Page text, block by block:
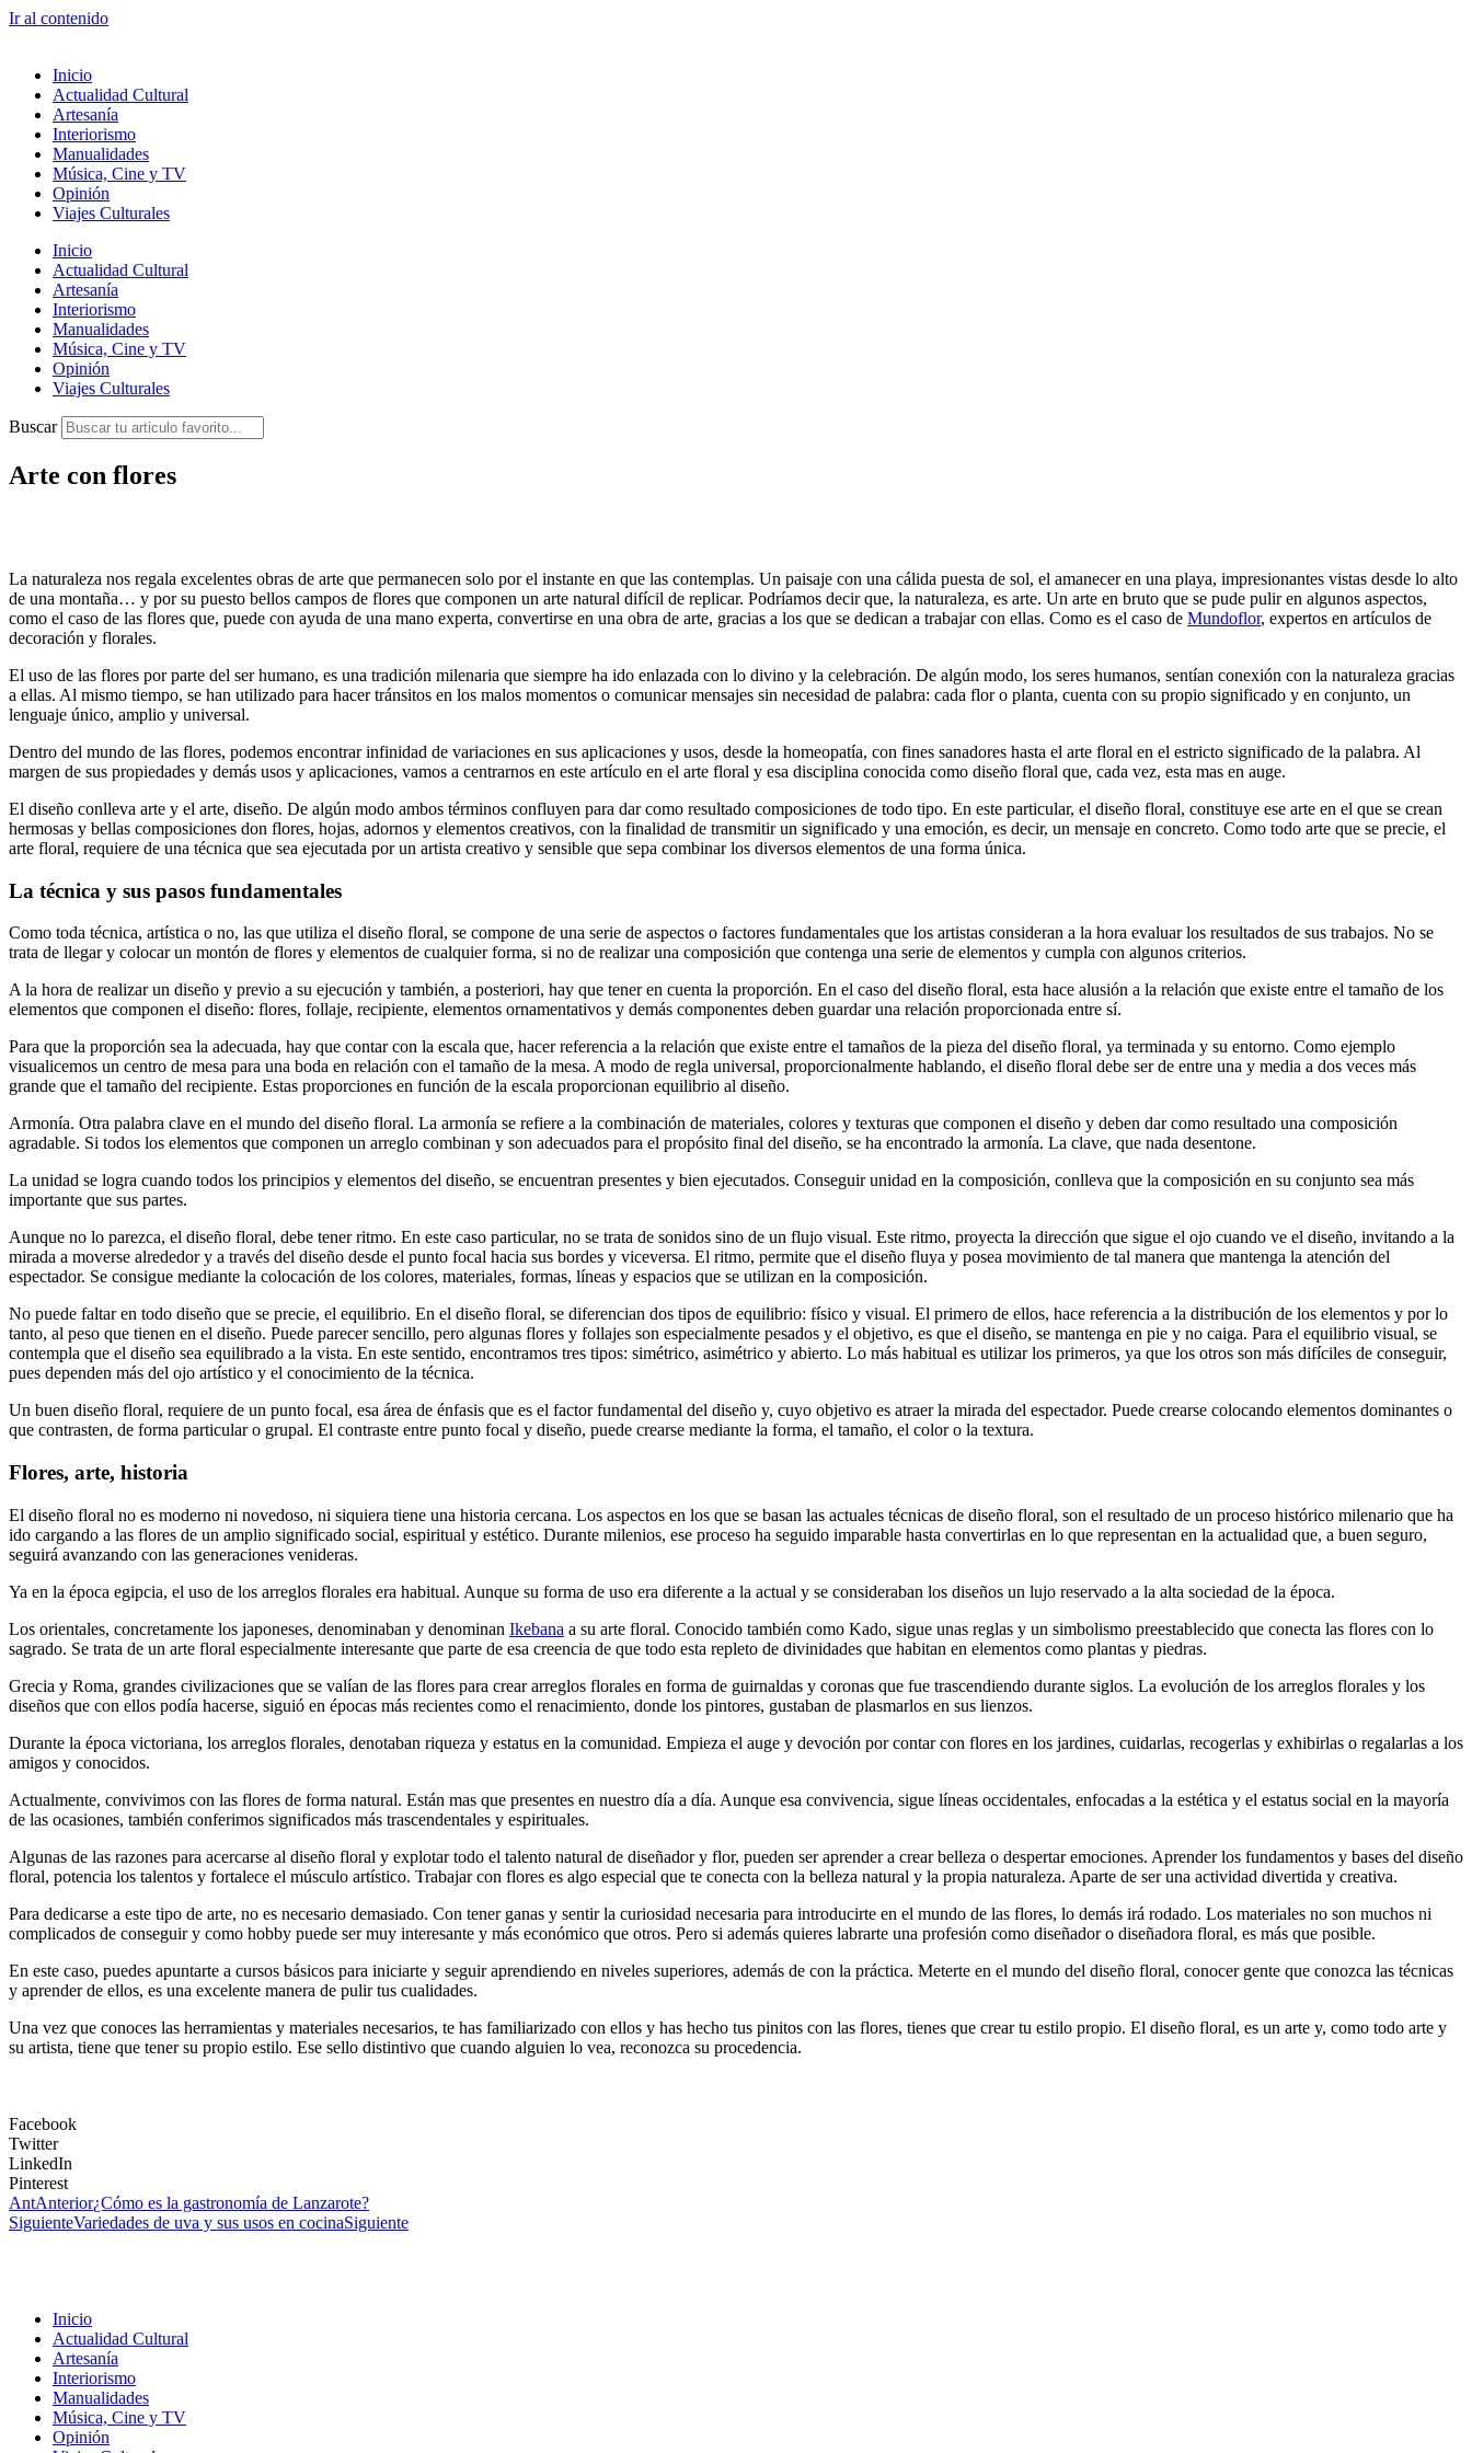
Ir al contenido
Inicio
Actualidad Cultural
Artesanía
Interiorismo
Manualidades
Música, Cine y TV
Opinión
Viajes Culturales
Inicio
Actualidad Cultural
Artesanía
Interiorismo
Manualidades
Música, Cine y TV
Opinión
Viajes Culturales
Buscar
Arte con flores
La naturaleza nos regala excelentes obras de arte que permanecen solo por el instante en que las contemplas. Un paisaje con una cálida puesta de sol, el amanecer en una playa, impresionantes vistas desde lo alto
de una montaña… y por su puesto bellos campos de flores que componen un arte natural difícil de replicar. Podríamos decir que, la naturaleza, es arte. Un arte en bruto que se pude pulir en algunos aspectos,
como el caso de las flores que, puede con ayuda de una mano experta, convertirse en una obra de arte, gracias a los que se dedican a trabajar con ellas. Como es el caso de Mundoflor, expertos en artículos de
decoración y florales.
El uso de las flores por parte del ser humano, es una tradición milenaria que siempre ha ido enlazada con lo divino y la celebración. De algún modo, los seres humanos, sentían conexión con la naturaleza gracias
a ellas. Al mismo tiempo, se han utilizado para hacer tránsitos en los malos momentos o comunicar mensajes sin necesidad de palabra: cada flor o planta, cuenta con su propio significado y en conjunto, un
lenguaje único, amplio y universal.
Dentro del mundo de las flores, podemos encontrar infinidad de variaciones en sus aplicaciones y usos, desde la homeopatía, con fines sanadores hasta el arte floral en el estricto significado de la palabra. Al
margen de sus propiedades y demás usos y aplicaciones, vamos a centrarnos en este artículo en el arte floral y esa disciplina conocida como diseño floral que, cada vez, esta mas en auge.
El diseño conlleva arte y el arte, diseño. De algún modo ambos términos confluyen para dar como resultado composiciones de todo tipo. En este particular, el diseño floral, constituye ese arte en el que se crean
hermosas y bellas composiciones don flores, hojas, adornos y elementos creativos, con la finalidad de transmitir un significado y una emoción, es decir, un mensaje en concreto. Como todo arte que se precie, el
arte floral, requiere de una técnica que sea ejecutada por un artista creativo y sensible que sepa combinar los diversos elementos de una forma única.
La técnica y sus pasos fundamentales
Como toda técnica, artística o no, las que utiliza el diseño floral, se compone de una serie de aspectos o factores fundamentales que los artistas consideran a la hora evaluar los resultados de sus trabajos. No se
trata de llegar y colocar un montón de flores y elementos de cualquier forma, si no de realizar una composición que contenga una serie de elementos y cumpla con algunos criterios.
A la hora de realizar un diseño y previo a su ejecución y también, a posteriori, hay que tener en cuenta la proporción. En el caso del diseño floral, esta hace alusión a la relación que existe entre el tamaño de los
elementos que componen el diseño: flores, follaje, recipiente, elementos ornamentativos y demás componentes deben guardar una relación proporcionada entre sí.
Para que la proporción sea la adecuada, hay que contar con la escala que, hacer referencia a la relación que existe entre el tamaños de la pieza del diseño floral, ya terminada y su entorno. Como ejemplo
visualicemos un centro de mesa para una boda en relación con el tamaño de la mesa. A modo de regla universal, proporcionalmente hablando, el diseño floral debe ser de entre una y media a dos veces más
grande que el tamaño del recipiente. Estas proporciones en función de la escala proporcionan equilibrio al diseño.
Armonía. Otra palabra clave en el mundo del diseño floral. La armonía se refiere a la combinación de materiales, colores y texturas que componen el diseño y deben dar como resultado una composición
agradable. Si todos los elementos que componen un arreglo combinan y son adecuados para el propósito final del diseño, se ha encontrado la armonía. La clave, que nada desentone.
La unidad se logra cuando todos los principios y elementos del diseño, se encuentran presentes y bien ejecutados. Conseguir unidad en la composición, conlleva que la composición en su conjunto sea más
importante que sus partes.
Aunque no lo parezca, el diseño floral, debe tener ritmo. En este caso particular, no se trata de sonidos sino de un flujo visual. Este ritmo, proyecta la dirección que sigue el ojo cuando ve el diseño, invitando a la
mirada a moverse alrededor y a través del diseño desde el punto focal hacia sus bordes y viceversa. El ritmo, permite que el diseño fluya y posea movimiento de tal manera que mantenga la atención del
espectador. Se consigue mediante la colocación de los colores, materiales, formas, líneas y espacios que se utilizan en la composición.
No puede faltar en todo diseño que se precie, el equilibrio. En el diseño floral, se diferencian dos tipos de equilibrio: físico y visual. El primero de ellos, hace referencia a la distribución de los elementos y por lo
tanto, al peso que tienen en el diseño. Puede parecer sencillo, pero algunas flores y follajes son especialmente pesados y el objetivo, es que el diseño, se mantenga en pie y no caiga. Para el equilibrio visual, se
contempla que el diseño sea equilibrado a la vista. En este sentido, encontramos tres tipos: simétrico, asimétrico y abierto. Lo más habitual es utilizar los primeros, ya que los otros son más difíciles de conseguir,
pues dependen más del ojo artístico y el conocimiento de la técnica.
Un buen diseño floral, requiere de un punto focal, esa área de énfasis que es el factor fundamental del diseño y, cuyo objetivo es atraer la mirada del espectador. Puede crearse colocando elementos dominantes o
que contrasten, de forma particular o grupal. El contraste entre punto focal y diseño, puede crearse mediante la forma, el tamaño, el color o la textura.
Flores, arte, historia
El diseño floral no es moderno ni novedoso, ni siquiera tiene una historia cercana. Los aspectos en los que se basan las actuales técnicas de diseño floral, son el resultado de un proceso histórico milenario que ha
ido cargando a las flores de un amplio significado social, espiritual y estético. Durante milenios, ese proceso ha seguido imparable hasta convertirlas en lo que representan en la actualidad que, a buen seguro,
seguirá avanzando con las generaciones venideras.
Ya en la época egipcia, el uso de los arreglos florales era habitual. Aunque su forma de uso era diferente a la actual y se consideraban los diseños un lujo reservado a la alta sociedad de la época.
Los orientales, concretamente los japoneses, denominaban y denominan Ikebana a su arte floral. Conocido también como Kado, sigue unas reglas y un simbolismo preestablecido que conecta las flores con lo
sagrado. Se trata de un arte floral especialmente interesante que parte de esa creencia de que todo esta repleto de divinidades que habitan en elementos como plantas y piedras.
Grecia y Roma, grandes civilizaciones que se valían de las flores para crear arreglos florales en forma de guirnaldas y coronas que fue trascendiendo durante siglos. La evolución de los arreglos florales y los
diseños que con ellos podía hacerse, siguió en épocas más recientes como el renacimiento, donde los pintores, gustaban de plasmarlos en sus lienzos.
Durante la época victoriana, los arreglos florales, denotaban riqueza y estatus en la comunidad. Empieza el auge y devoción por contar con flores en los jardines, cuidarlas, recogerlas y exhibirlas o regalarlas a los
amigos y conocidos.
Actualmente, convivimos con las flores de forma natural. Están mas que presentes en nuestro día a día. Aunque esa convivencia, sigue líneas occidentales, enfocadas a la estética y el estatus social en la mayoría
de las ocasiones, también conferimos significados más trascendentales y espirituales.
Algunas de las razones para acercarse al diseño floral y explotar todo el talento natural de diseñador y flor, pueden ser aprender a crear belleza o despertar emociones. Aprender los fundamentos y bases del diseño
floral, potencia los talentos y fortalece el músculo artístico. Trabajar con flores es algo especial que te conecta con la belleza natural y la propia naturaleza. Aparte de ser una actividad divertida y creativa.
Para dedicarse a este tipo de arte, no es necesario demasiado. Con tener ganas y sentir la curiosidad necesaria para introducirte en el mundo de las flores, lo demás irá rodado. Los materiales no son muchos ni
complicados de conseguir y como hobby puede ser muy interesante y más económico que otros. Pero si además quieres labrarte una profesión como diseñador o diseñadora floral, es más que posible.
En este caso, puedes apuntarte a cursos básicos para iniciarte y seguir aprendiendo en niveles superiores, además de con la práctica. Meterte en el mundo del diseño floral, conocer gente que conozca las técnicas
y aprender de ellos, es una excelente manera de pulir tus cualidades.
Una vez que conoces las herramientas y materiales necesarios, te has familiarizado con ellos y has hecho tus pinitos con las flores, tienes que crear tu estilo propio. El diseño floral, es un arte y, como todo arte y
su artista, tiene que tener su propio estilo. Ese sello distintivo que cuando alguien lo vea, reconozca su procedencia.
Facebook
Twitter
LinkedIn
Pinterest
AntAnterior¿Cómo es la gastronomía de Lanzarote?
SiguienteVariedades de uva y sus usos en cocinaSiguiente
Inicio
Actualidad Cultural
Artesanía
Interiorismo
Manualidades
Música, Cine y TV
Opinión